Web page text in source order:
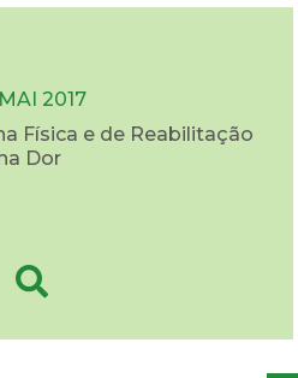
2017
Física e de Reabilitação
Dor